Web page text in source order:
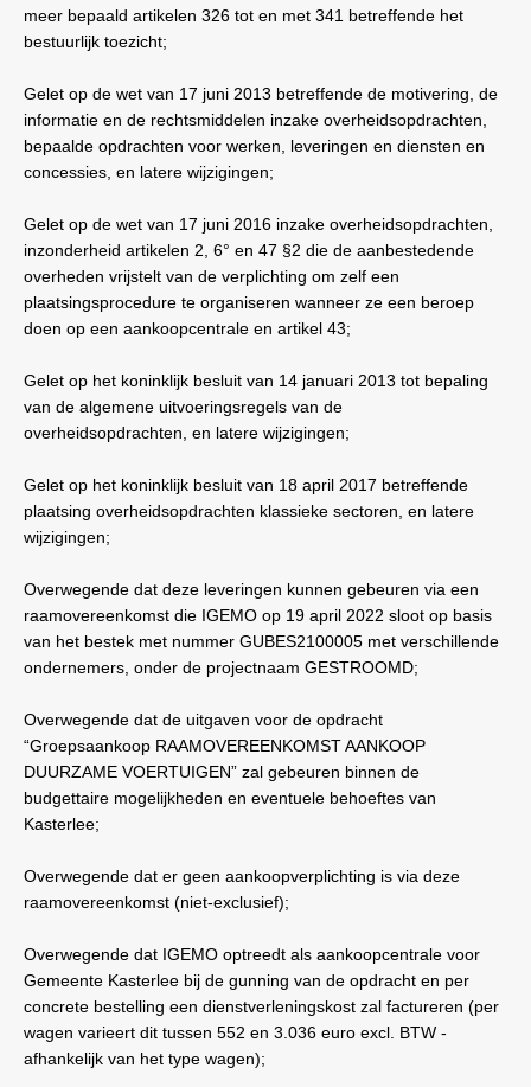
meer bepaald artikelen 326 tot en met 341 betreffende het
bestuurlijk toezicht;
Gelet op de wet van 17 juni 2013 betreffende de motivering, de
informatie en de rechtsmiddelen inzake overheidsopdrachten,
bepaalde opdrachten voor werken, leveringen en diensten en
concessies, en latere wijzigingen;
Gelet op de wet van 17 juni 2016 inzake overheidsopdrachten,
inzonderheid artikelen 2, 6° en 47 §2 die de aanbestedende
overheden vrijstelt van de verplichting om zelf een
plaatsingsprocedure te organiseren wanneer ze een beroep
doen op een aankoopcentrale en artikel 43;
Gelet op het koninklijk besluit van 14 januari 2013 tot bepaling
van de algemene uitvoeringsregels van de
overheidsopdrachten, en latere wijzigingen;
Gelet op het koninklijk besluit van 18 april 2017 betreffende
plaatsing overheidsopdrachten klassieke sectoren, en latere
wijzigingen;
Overwegende dat deze leveringen kunnen gebeuren via een
raamovereenkomst die IGEMO op 19 april 2022 sloot op basis
van het bestek met nummer GUBES2100005 met verschillende
ondernemers, onder de projectnaam GESTROOMD;
Overwegende dat de uitgaven voor de opdracht
“Groepsaankoop RAAMOVEREENKOMST AANKOOP
DUURZAME VOERTUIGEN” zal gebeuren binnen de
budgettaire mogelijkheden en eventuele behoeftes van
Kasterlee;
Overwegende dat er geen aankoopverplichting is via deze
raamovereenkomst (niet-exclusief);
Overwegende dat IGEMO optreedt als aankoopcentrale voor
Gemeente Kasterlee bij de gunning van de opdracht en per
concrete bestelling een dienstverleningskost zal factureren (per
wagen varieert dit tussen 552 en 3.036 euro excl. BTW -
afhankelijk van het type wagen);